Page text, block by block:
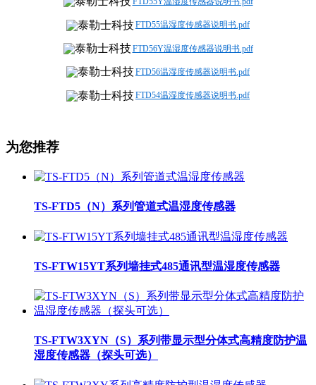
FTD55温湿度传感器说明书.pdf
FTD56Y温湿度传感器说明书.pdf
FTD56温湿度传感器说明书.pdf
FTD54温湿度传感器说明书.pdf
为您推荐
TS-FTD5（N）系列管道式温湿度传感器
TS-FTW15YT系列墙挂式485通讯型温湿度传感器
TS-FTW3XYN（S）系列带显示型分体式高精度防护温
湿度传感器（探头可选）